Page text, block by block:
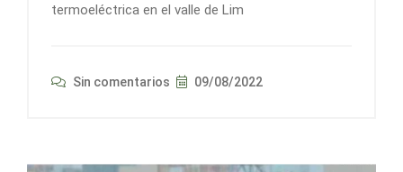
termoeléctrica en el valle de Lim
Sin comentarios 09/08/2022